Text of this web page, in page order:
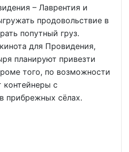
– Лаврентия и
продовольствие в
попутный груз.
для Провидения,
планируют привезти
того, по возможности
контейнеры с
прибрежных сёлах.